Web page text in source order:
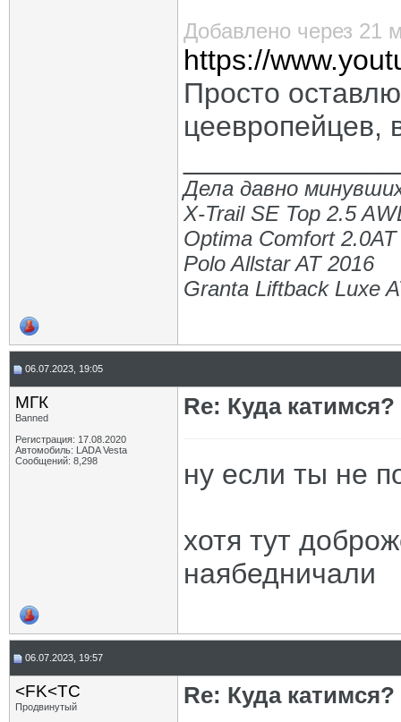
Добавлено через 21
https://
Просто
цеевропейцев,
Дела давно
X-Trail SE Top 2.5
Optima Comfort
Polo Allstar AT 2016
Granta Liftback Luxe
06.07.2023, 19:05
МГК
Banned
Регистрация: 17.08.2020
Автомобиль: LADA Vesta
Сообщений: 8,298
Re: Куда катимся?
ну если ты не
хотя тут
наябедничали
06.07.2023, 19:57
<FK<TC
Продвинутый
Re: Куда катимся?